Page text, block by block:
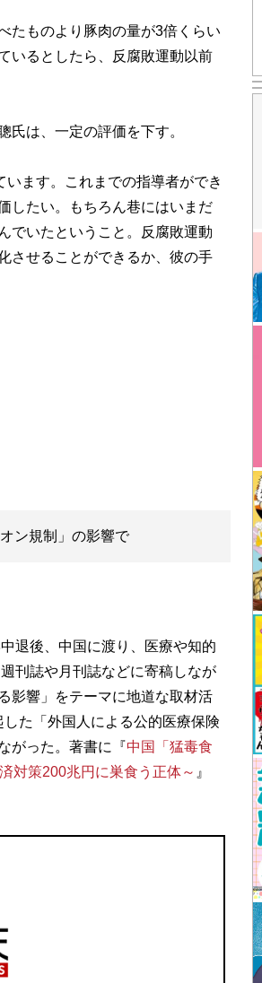
たものより豚肉の量が3倍くらい
いるとしたら、反腐敗運動以前
は、一定の評価を下す。
います。これまでの指導者ができ
したい。もちろん巷にはいまだ
でいたということ。反腐敗運動
させることができるか、彼の手
ン規制」の影響で
退後、中国に渡り、医療や知的
刊誌や月刊誌などに寄稿しなが
影響」をテーマに地道な取材活
た「外国人による公的医療保険
がった。著書に『中国「猛毒食
対策200兆円に巣食う正体～ 』